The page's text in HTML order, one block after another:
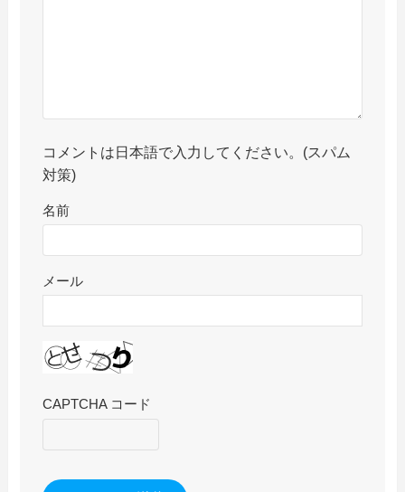
コメントは日本語で入力してください。(スパム
対策)
名前
メール
CAPTCHA コード